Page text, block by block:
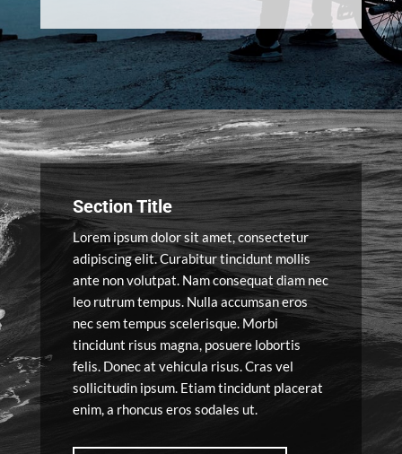
Section Title
Lorem ipsum dolor sit amet, consectetur
adipiscing elit. Curabitur tincidunt mollis
ante non volutpat. Nam consequat diam nec
leo rutrum tempus. Nulla accumsan eros
nec sem tempus scelerisque. Morbi
tincidunt risus magna, posuere lobortis
felis. Donec at vehicula risus. Cras vel
sollicitudin ipsum. Etiam tincidunt placerat
enim, a rhoncus eros sodales ut.